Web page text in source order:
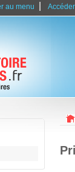
au menu